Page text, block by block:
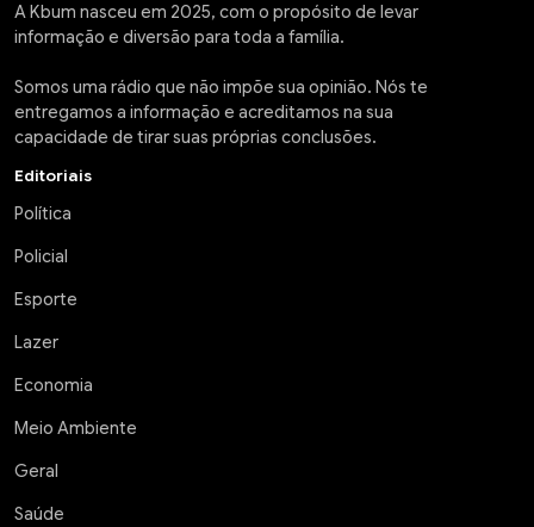
A Kbum nasceu em 2025, com o propósito de levar
informação e diversão para toda a família.
Somos uma rádio que não impõe sua opinião. Nós te
entregamos a informação e acreditamos na sua
capacidade de tirar suas próprias conclusões.
Editoriais
Política
Policial
Esporte
Lazer
Economia
Meio Ambiente
Geral
Saúde